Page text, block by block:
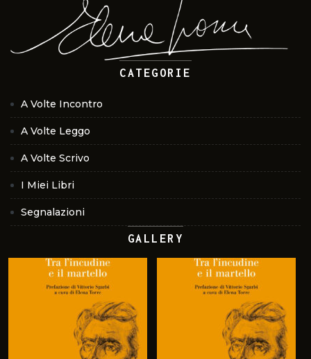
CATEGORIE
A Volte Incontro
A Volte Leggo
A Volte Scrivo
I Miei Libri
Segnalazioni
GALLERY